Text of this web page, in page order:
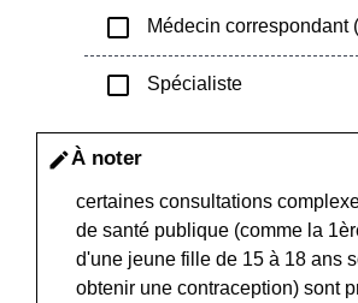
check_box_outline_blank Médecin correspondant
check_box_outline_blank Spécialiste
editÀ noter
certaines consultations
de santé publique (comme la 1
d'une jeune fille de 15 à 18 ans
obtenir une contraception) sont